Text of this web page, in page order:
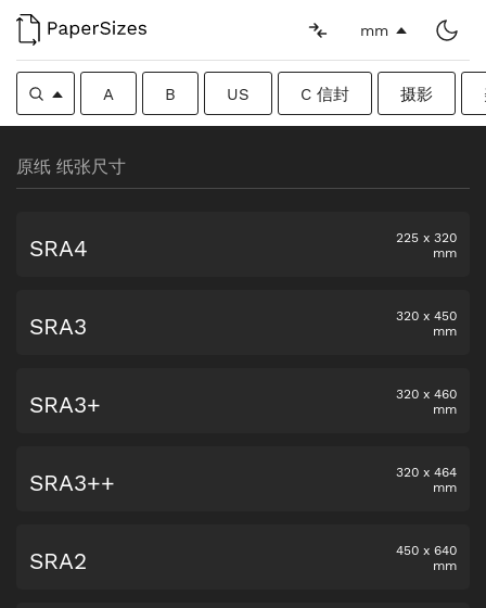
mm
A B US C 信封 摄影
原纸 纸张尺寸
SRA4 225 x 320
mm
SRA3 320 x 450
mm
SRA3+ 320 x 460
mm
SRA3++ 320 x 464
mm
SRA2 450 x 640
mm